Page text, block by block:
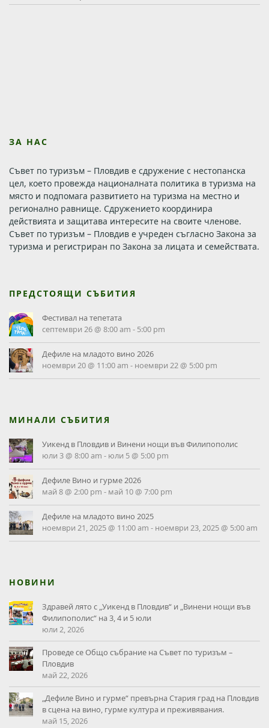
ЗА НАС
Съвет по туризъм – Пловдив е сдружение с нестопанска
цел, което провежда националната политика в туризма на
място и подпомага развитието на туризма на местно и
регионално равнище. Сдружението координира
действията и защитава интересите на своите членове.
Съвет по туризъм – Пловдив е учреден съгласно Закона за
туризма и регистриран по Закона за лицата и семействата.
ПРЕДСТОЯЩИ СЪБИТИЯ
Фестивал на тепетата
септември 26 @ 8:00 am - 5:00 pm
Дефиле на младото вино 2026
ноември 20 @ 11:00 am - ноември 22 @ 5:00 pm
МИНАЛИ СЪБИТИЯ
Уикенд в Пловдив и Винени нощи във Филипополис
юли 3 @ 8:00 am - юли 5 @ 5:00 pm
Дефиле Вино и гурме 2026
май 8 @ 2:00 pm - май 10 @ 7:00 pm
Дефиле на младото вино 2025
ноември 21, 2025 @ 11:00 am - ноември 23, 2025 @ 5:00 am
НОВИНИ
Здравей лято с „Уикенд в Пловдив“ и „Винени нощи във
Филипополис“ на 3, 4 и 5 юли
юли 2, 2026
Проведе се Общо събрание на Съвет по туризъм –
Пловдив
май 22, 2026
„Дефиле Вино и гурме“ превърна Стария град на Пловдив
в сцена на вино, гурме култура и преживявания.
май 15, 2026